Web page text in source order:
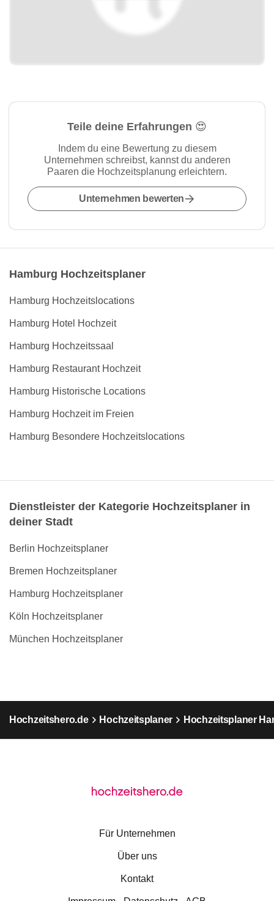
Teile deine Erfahrungen 😍
Indem du eine Bewertung zu diesem
Unternehmen schreibst, kannst du anderen
Paaren die Hochzeitsplanung erleichtern.
Unternehmen bewerten
Hamburg Hochzeitsplaner
Hamburg Hochzeitslocations
Hamburg Hotel Hochzeit
Hamburg Hochzeitssaal
Hamburg Restaurant Hochzeit
Hamburg Historische Locations
Hamburg Hochzeit im Freien
Hamburg Besondere Hochzeitslocations
Dienstleister der Kategorie Hochzeitsplaner in
deiner Stadt
Berlin Hochzeitsplaner
Bremen Hochzeitsplaner
Hamburg Hochzeitsplaner
Köln Hochzeitsplaner
München Hochzeitsplaner
Hochzeitshero.de Hochzeitsplaner Hochzeitsplaner
Für Unternehmen
Über uns
Kontakt